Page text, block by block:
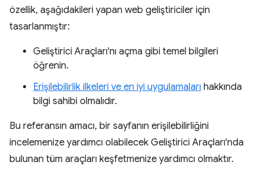
özellik, aşağıdakileri yapan web geliştiriciler için
tasarlanmıştır:
Geliştirici Araçları'nı açma gibi temel bilgileri
öğrenin.
Erişilebilirlik ilkeleri ve en iyi uygulamaları hakkında
bilgi sahibi olmalıdır.
Bu referansın amacı, bir sayfanın erişilebilirliğini
incelemenize yardımcı olabilecek Geliştirici Araçları'nda
bulunan tüm araçları keşfetmenize yardımcı olmaktır.